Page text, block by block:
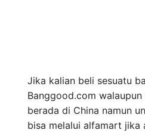
Jika kalian beli sesuatu
Banggood.com
berada di China namun
bisa melalui alfamart jika